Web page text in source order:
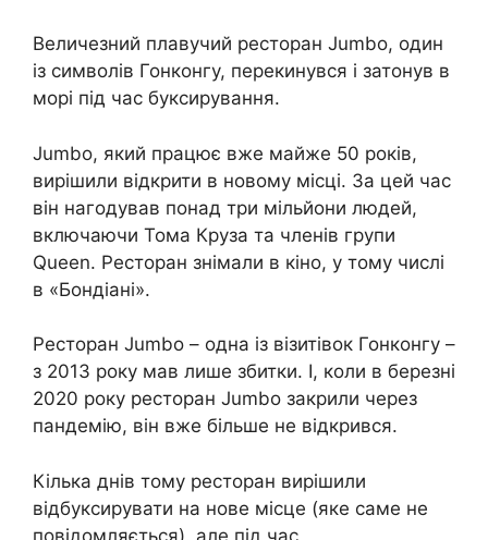
Величезний плавучий ресторан Jumbo, один
із символів Гонконгу, перекинувся і затонув в
морі під час буксирування.
Jumbo, який працює вже майже 50 років,
вирішили відкрити в новому місці. За цей час
він нагодував понад три мільйони людей,
включаючи Тома Круза та членів групи
Queen. Ресторан знімали в кіно, у тому числі
в «Бондіані».
Ресторан Jumbo – одна із візитівок Гонконгу –
з 2013 року мав лише збитки. І, коли в березні
2020 року ресторан Jumbo закрили через
пандемію, він вже більше не відкрився.
Кілька днів тому ресторан вирішили
відбуксирувати на нове місце (яке саме не
повідомляється), але під час